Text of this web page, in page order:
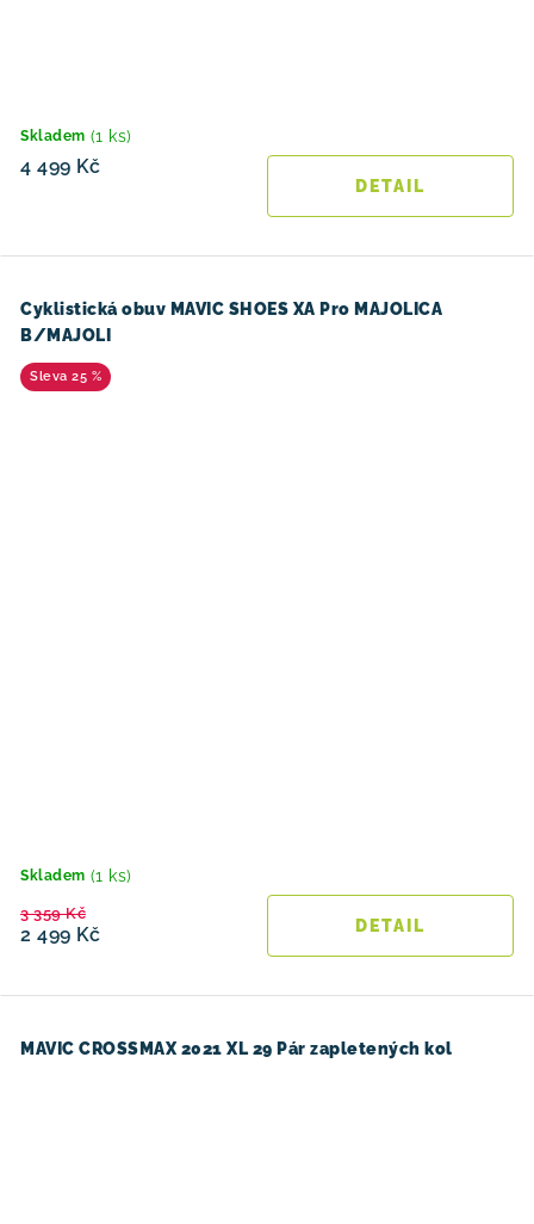
Skladem (1 ks)
4 499 Kč
Cyklistická obuv MAVIC SHOES XA Pro MAJOLICA
B/MAJOLI
25 %
Skladem (1 ks)
2 499 Kč
3 359 Kč
MAVIC CROSSMAX 2021 XL 29 Pár zapletených kol